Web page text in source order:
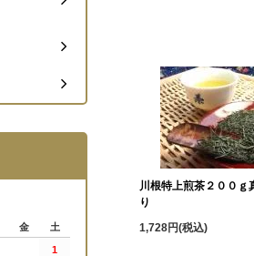
川根特上煎茶２００ｇ
り
1,728円(税込)
金 土
1